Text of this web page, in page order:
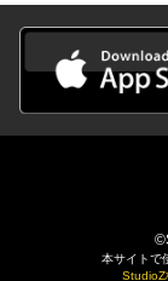
本サイトで
StudioZ